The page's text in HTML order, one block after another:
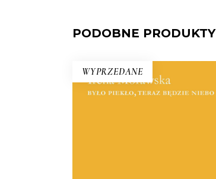
PODOBNE PRODUKTY
WYPRZEDANE
BYŁO PIEKŁO, TERAZ